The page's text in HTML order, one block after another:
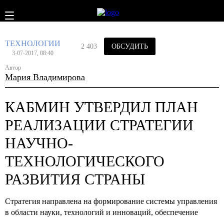
ТЕХНОЛОГИИ
3-07-2017, 08:40
Автор
Мария Владимирова
2 403 ОБСУДИТЬ
КАБМИН УТВЕРДИЛ ПЛАН
РЕАЛИЗАЦИИ СТРАТЕГИИ
НАУЧНО-
ТЕХНОЛОГИЧЕСКОГО
РАЗВИТИЯ СТРАНЫ
Стратегия направлена на формирование системы управления
в области науки, технологий и инноваций, обеспечение